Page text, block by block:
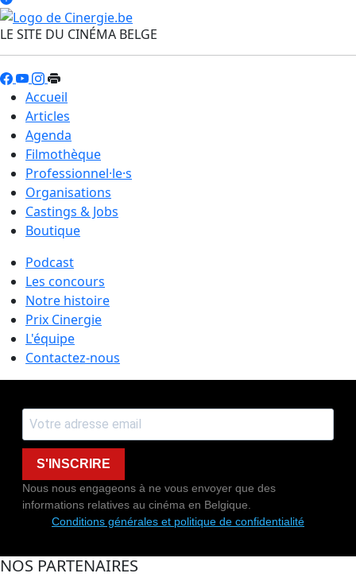
LE SITE DU CINÉMA BELGE
Accueil
Articles
Agenda
Filmothèque
Professionnel·le·s
Organisations
Castings & Jobs
Boutique
Podcast
Les concours
Notre histoire
Prix Cinergie
L'équipe
Contactez-nous
S'INSCRIRE
Nous nous engageons à ne vous envoyer que des
informations relatives au cinéma en Belgique.
Conditions générales et politique de confidentialité
NOS PARTENAIRES